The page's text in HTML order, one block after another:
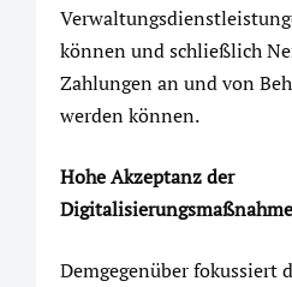
können und schließlich
Zahlungen an und von
werden können.
Hohe Akzeptanz der
Demgegenüber fokussiert